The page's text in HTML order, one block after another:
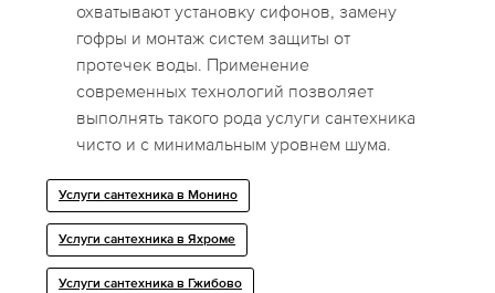
охватывают установку сифонов, замену
гофры и монтаж систем защиты от
протечек воды. Применение
современных технологий позволяет
выполнять такого рода услуги сантехника
чисто и с минимальным уровнем шума.
Услуги сантехника в Монино
Услуги сантехника в Яхроме
Услуги сантехника в Гжибово